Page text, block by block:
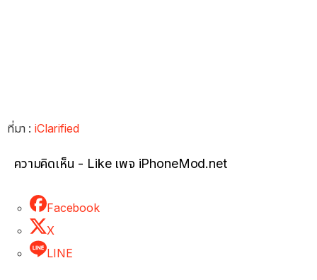
ที่มา : iClarified
ความคิดเห็น - Like เพจ iPhoneMod.net
Facebook
X
LINE